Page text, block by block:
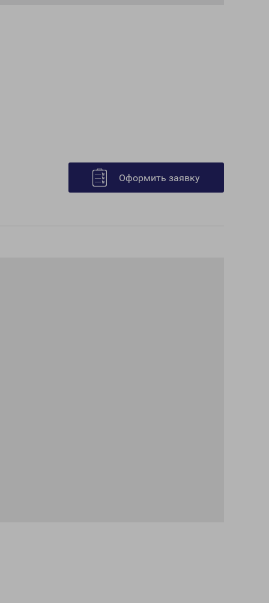
Оформить заявку